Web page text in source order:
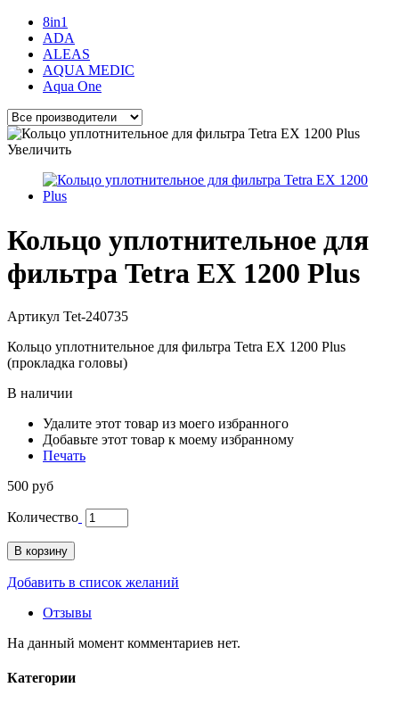
8in1
ADA
ALEAS
AQUA MEDIC
Aqua One
Увеличить
Кольцо уплотнительное для
фильтра Tetra EX 1200 Plus
Артикул Tet-240735
Кольцо уплотнительное для фильтра Tetra EX 1200 Plus
(прокладка головы)
В наличии
Удалите этот товар из моего избранного
Добавьте этот товар к моему избранному
Печать
500 руб
Количество
В корзину
Добавить в список желаний
Отзывы
На данный момент комментариев нет.
Категории